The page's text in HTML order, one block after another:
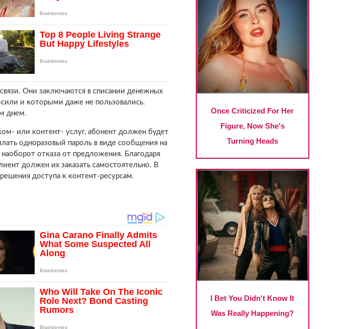
Они заключаются в списании денежных
и которыми даже не пользовались.
днем.
или контент- услуг, абонент должен будет
одноразовый пароль в виде сообщения на
отказа от предложения. Благодаря
должен их заказать самостоятельно. В
доступа к контент-ресурсам.